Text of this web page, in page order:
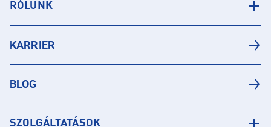
RÓLUNK
KARRIER
BLOG
SZOLGÁLTATÁSOK